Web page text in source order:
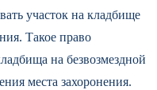
участок на кладбище
Такое право
на безвозмездной
места захоронения.